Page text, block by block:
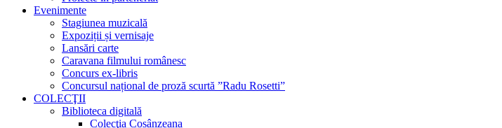
Evenimente
Stagiunea muzicală
Expoziții și vernisaje
Lansări carte
Caravana filmului românesc
Concurs ex-libris
Concursul național de proză scurtă ”Radu Rosetti”
COLECŢII
Biblioteca digitală
Colecţia Cosânzeana